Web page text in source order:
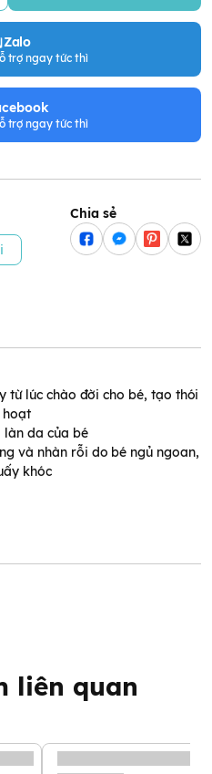
Zalo
trợ ngay tức thì
trợ ngay tức thì
Chia sẻ
từ lúc chào đời cho bé, tạo thói
hoạt
da của bé
và nhàn rỗi do bé ngủ ngoan,
khóc
liên quan